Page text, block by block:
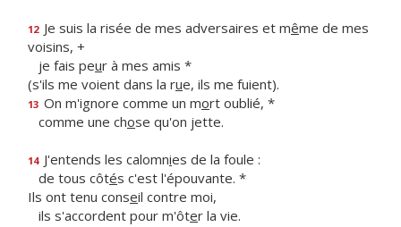
12 Je suis la risée de mes adversaires et même de mes
voisins, +
je fais peur à mes amis *
(s'ils me voient dans la rue, ils me fuient).
13 On m'ignore comme un mort oublié, *
comme une chose qu'on jette.
14 J'entends les calomnies de la foule :
de tous côtés c'est l'épouvante. *
Ils ont tenu conseil contre moi,
ils s'accordent pour m'ôter la vie.